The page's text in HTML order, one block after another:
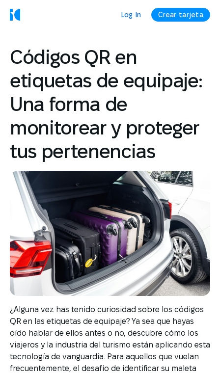
Log In Crear tarjeta
Códigos QR en
etiquetas de equipaje:
Una forma de
monitorear y proteger
tus pertenencias
¿Alguna vez has tenido curiosidad sobre los códigos
QR en las etiquetas de equipaje? Ya sea que hayas
oído hablar de ellos antes o no, descubre cómo los
viajeros y la industria del turismo están aplicando esta
tecnología de vanguardia. Para aquellos que vuelan
frecuentemente, el desafío de identificar su maleta